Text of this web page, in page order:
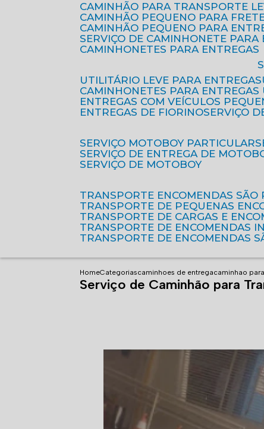
CAMINHÃO PARA TRANSPORTE
CAMINHÃO PEQUENO PARA
CAMINHÃO PEQUENO PARA
SERVIÇO DE CAMINHONETE PARA
CAMINHONETES PARA ENTREGAS
UTILITÁRIO LEVE PARA ENTREGAS
CAMINHONETES PARA
ENTREGAS COM VEÍCULOS
ENTREGAS DE FIORINO
SERVIÇO
SERVIÇO MOTOBOY PARTICULAR
SERVIÇO DE ENTREGA DE
SERVIÇO DE MOTOBOY
TRANSPORTE ENCOMENDAS SÃO
TRANSPORTE DE PEQUENAS
TRANSPORTE DE CARGAS E
TRANSPORTE DE ENCOMENDAS
TRANSPORTE DE ENCOMENDAS
HomeCategoriascaminhoes de entregacaminhao
Serviço de Caminhão para